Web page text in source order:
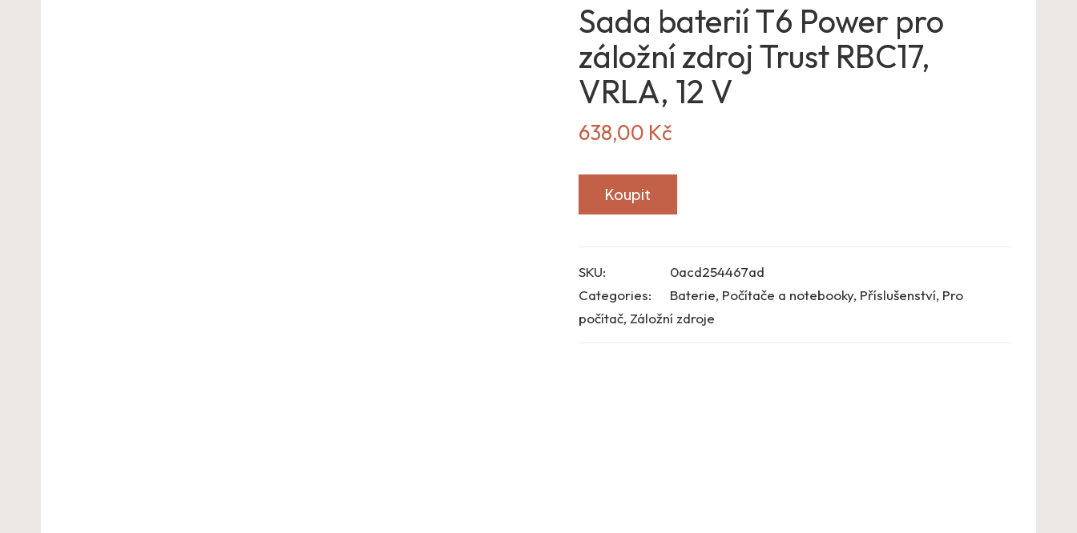
Sada baterií T6 Power pro
záložní zdroj Trust RBC17,
VRLA, 12 V
638,00 Kč
Koupit
SKU:
0acd254467ad
Categories:
Baterie, Počítače a notebooky, Příslušenství, Pro
počítač, Záložní zdroje